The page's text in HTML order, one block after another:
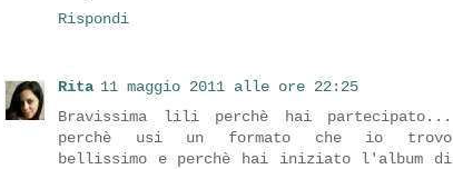
Rispondi
Rita 11 maggio 2011 alle ore 22:25
Bravissima lili perchè hai partecipato...
perchè usi un formato che io trovo
bellissimo e perchè hai iniziato l'album di